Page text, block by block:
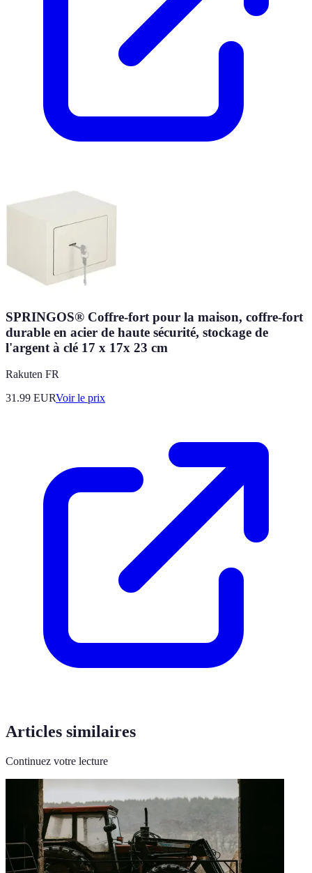
SPRINGOS® Coffre-fort pour la maison, coffre-fort
durable en acier de haute sécurité, stockage de
l'argent à clé 17 x 17x 23 cm
Rakuten FR
31.99 EURVoir le prix
Articles similaires
Continuez votre lecture